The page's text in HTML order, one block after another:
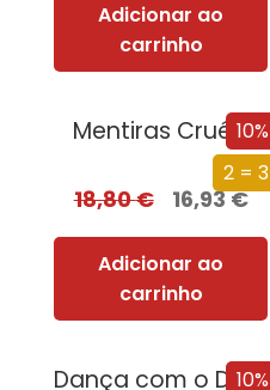
Adicionar ao
carrinho
10%
2 = 3
Mentiras Cruéis
18,80€ 16,93€
Adicionar ao
carrinho
10%
Dança com o Diabo